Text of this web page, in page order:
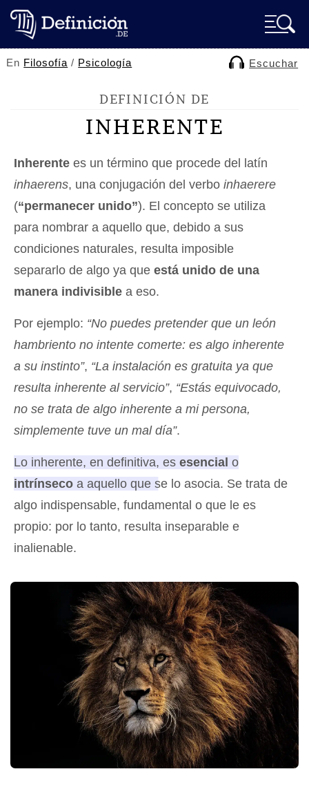
En Filosofía / Psicología Escuchar
DEFINICIÓN DE
INHERENTE
Inherente es un término que procede del latín
inhaerens, una conjugación del verbo inhaerere
(“permanecer unido”). El concepto se utiliza
para nombrar a aquello que, debido a sus
condiciones naturales, resulta imposible
separarlo de algo ya que está unido de una
manera indivisible a eso.
Por ejemplo: “No puedes pretender que un león
hambriento no intente comerte: es algo inherente
a su instinto”, “La instalación es gratuita ya que
resulta inherente al servicio”, “Estás equivocado,
no se trata de algo inherente a mi persona,
simplemente tuve un mal día”.
Lo inherente, en definitiva, es esencial o
intrínseco a aquello que se lo asocia. Se trata de
algo indispensable, fundamental o que le es
propio: por lo tanto, resulta inseparable e
inalienable.